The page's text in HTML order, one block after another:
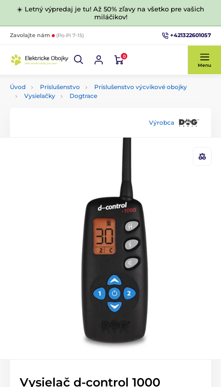
☀️ Letný výpredaj je tu! Až 50% zľavy na všetko pre vašich
miláčikov!
Zavolajte nám (Po-Pi 7-15) +421322601057
0
Menu
Úvod Príslušenstvo
Príslušenstvo výcvikové obojky
Vysielačky
Dogtrace
Výrobca
Vysielač d-control 1000